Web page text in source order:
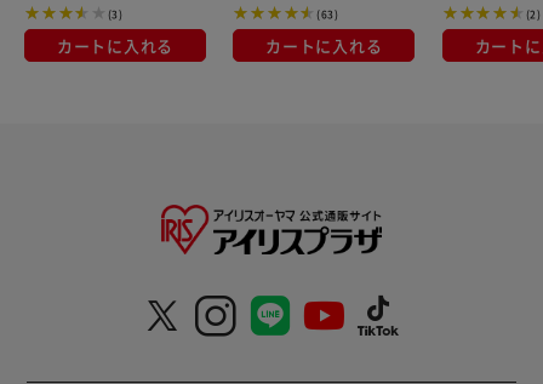
(3)
カートに入れる
(63)
カートに入れる
(2)
カート